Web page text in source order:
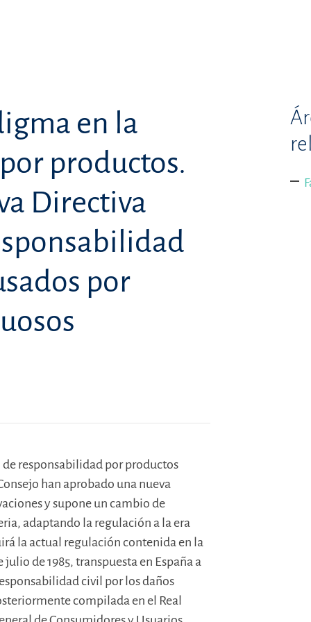
en la
productos.
Directiva
por
responsabilidad por productos
han aprobado una nueva
y supone un cambio de
adaptando la regulación a la era
la actual regulación contenida en la
de 1985, transpuesta en España a
civil por los daños
compilada en el Real